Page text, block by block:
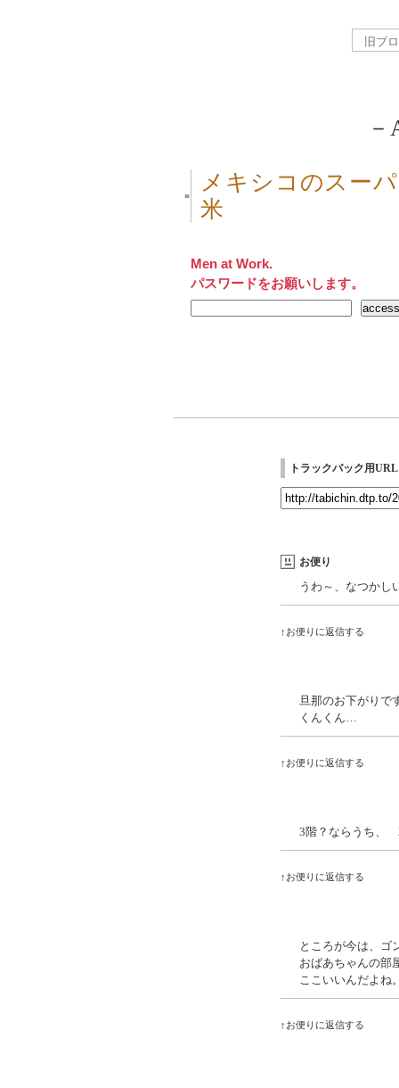
■
メキシコのスー
米
Men at Work.
パスワードをお願いします。
トラックバック用URL
お便り
うわ～、なつか
↑お便りに返信する
旦那のお下がりで
くんくん…
↑お便りに返信する
3階？ならうち、
↑お便りに返信する
ところが今は、ゴ
おばあちゃんの部
ここいいんだよね
↑お便りに返信する